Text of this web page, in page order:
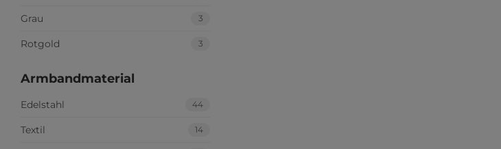
Grau 3
Rotgold 3
Armbandmaterial
Edelstahl 44
Textil 14